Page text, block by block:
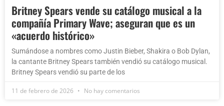
Britney Spears vende su catálogo musical a la
compañía Primary Wave; aseguran que es un
«acuerdo histórico»
Sumándose a nombres como Justin Bieber, Shakira o Bob Dylan,
la cantante Britney Spears también vendió su catálogo musical.
Britney Spears vendió su parte de los
11 de febrero de 2026 No hay comentarios